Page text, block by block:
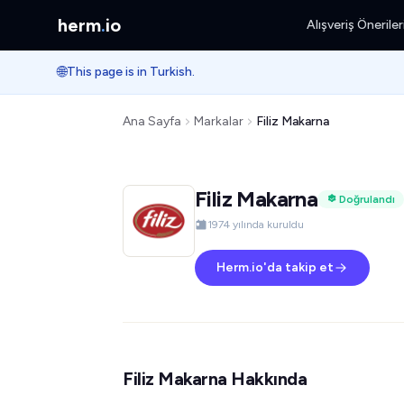
herm.io Alışveriş Önerileri
🌐This page is in Turkish.
Ana Sayfa Markalar Filiz Makarna
Filiz Makarna
Doğrulandı
1974 yılında kuruldu
Herm.io'da takip et
Filiz Makarna Hakkında